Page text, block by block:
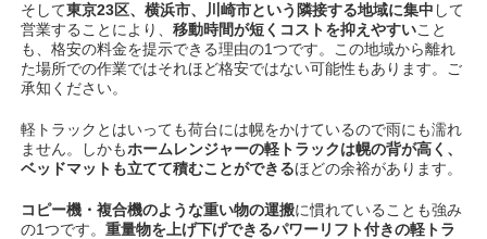
そして東京23区、横浜市、川崎市という隣接する地域に集中 して
営業することにより、移動時間が短くコストを抑えやすいこと
も、格安の料金を提示できる理由の1つです。この地域から離れ
た場所での作業ではそれほど格安ではない可能性もあります。ご
承知ください。
軽トラックとはいっても荷台には幌をかけているので雨にも濡れ
ません。しかもホームレンジャーの軽トラックは幌の背が高く、
ベッドマットも立てて積むことができるほどの余裕があります。
コピー機・複合機のような重い物の運搬に慣れていることも強み
の1つです。重量物を上げ下げできるパワーリフト付きの軽トラ